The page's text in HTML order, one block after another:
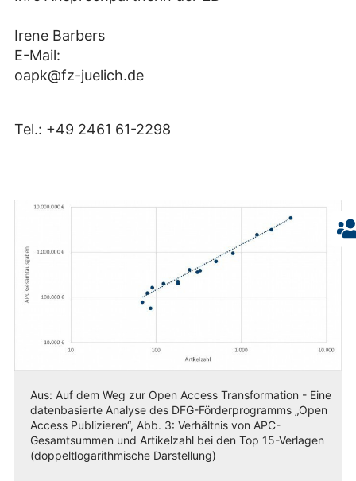
Irene Barbers
E-Mail:
oapk@fz-juelich.de
Tel.: +49 2461 61-2298
Aus: Auf dem Weg zur Open Access Transformation - Eine
datenbasierte Analyse des DFG-Förderprogramms „Open
Access Publizieren“, Abb. 3: Verhältnis von APC-
Gesamtsummen und Artikelzahl bei den Top 15-Verlagen
(doppeltlogarithmische Darstellung)